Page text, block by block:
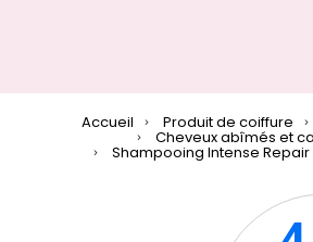
Accueil Produit de coiffure
Cheveux abîmés et
Shampooing Intense Repair